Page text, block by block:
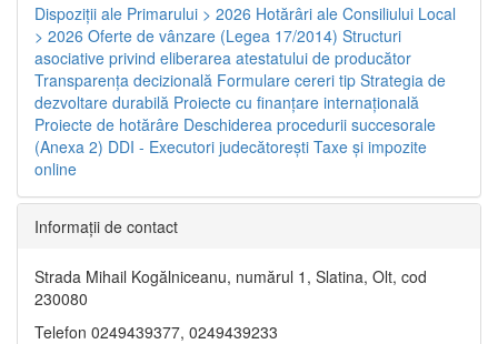
Dispoziţii ale Primarului > 2026 Hotărâri ale Consiliului Local
> 2026 Oferte de vânzare (Legea 17/2014) Structuri
asociative privind eliberarea atestatului de producător
Transparenţa decizională Formulare cereri tip Strategia de
dezvoltare durabilă Proiecte cu finanţare internaţională
Proiecte de hotărâre Deschiderea procedurii succesorale
(Anexa 2) DDI - Executori judecătorești Taxe şi impozite
online
Informaţii de contact
Strada Mihail Kogălniceanu, numărul 1, Slatina, Olt, cod
230080
Telefon 0249439377, 0249439233